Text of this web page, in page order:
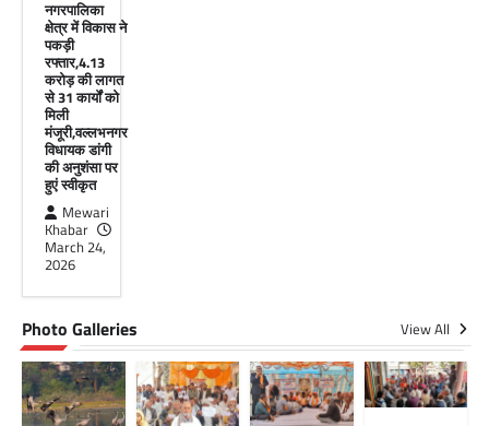
नगरपालिका
क्षेत्र में विकास ने
पकड़ी
रफ्तार,4.13
करोड़ की लागत
से 31 कार्यों को
मिली
मंजूरी,वल्लभनगर
विधायक डांगी
की अनुशंसा पर
हुएं स्वीकृत
Mewari
Khabar
March 24,
2026
Photo Galleries View All